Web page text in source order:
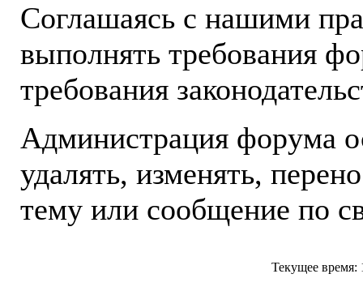
Соглашаясь с нашими
выполнять требования
требования
Администрация форума
удалять, изменять,
тему или сообщение по
Текущее время: